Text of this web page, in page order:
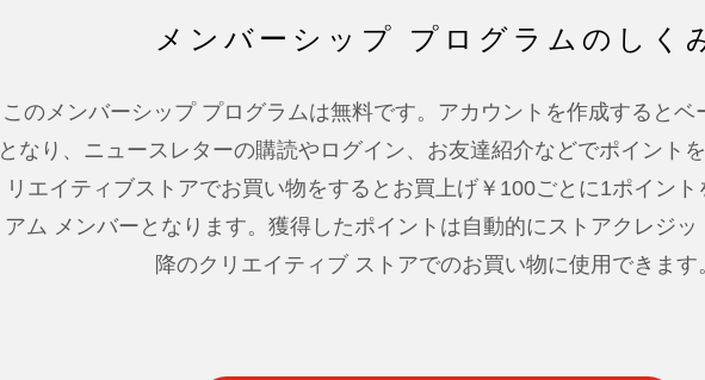
メンバーシップ プログラムのしく
このメンバーシップ プログラムは無料です。アカウントを作成するとベ
となり、ニュースレターの購読やログイン、お友達紹介などでポイント
リエイティブストアでお買い物をするとお買上げ￥100ごとに1ポイン
アム メンバーとなります。獲得したポイントは自動的にストアクレジ
降のクリエイティブ ストアでのお買い物に使用できます